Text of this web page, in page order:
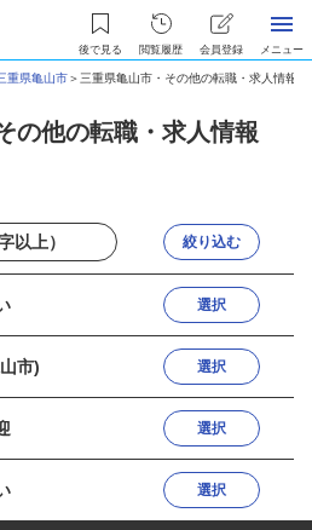
後で見る 閲覧履歴 会員登録 メニュー
重県亀山市＞ 三重県亀山市・その他の転職・求人情報
の他の転職・求人情報
絞り込む
選択
市) 選択
選択
選択